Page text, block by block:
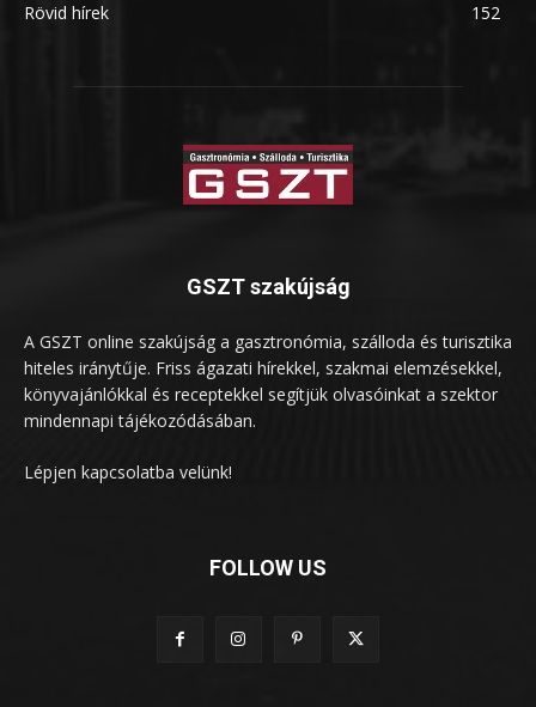
Rövid hírek
152
GSZT szakújság
A GSZT online szakújság a gasztronómia, szálloda és turisztika
hiteles iránytűje. Friss ágazati hírekkel, szakmai elemzésekkel,
könyvajánlókkal és receptekkel segítjük olvasóinkat a szektor
mindennapi tájékozódásában.
Lépjen kapcsolatba velünk!
FOLLOW US